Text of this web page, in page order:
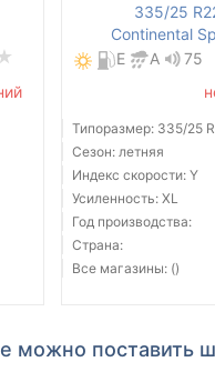
335/25
Continental
E
A
75
Типоразмер: 335/25
Сезон: летняя
Индекс скорости: Y
Усиленность: XL
Год производства:
Страна:
Все магазины: ()
можно поставить